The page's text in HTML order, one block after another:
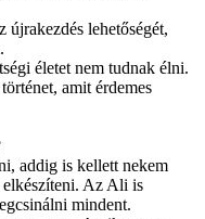
lehetőségét,
életet nem tudnak élni.
amit érdemes
addig is kellett nekem
elkészíteni. Az Ali is
mindent.